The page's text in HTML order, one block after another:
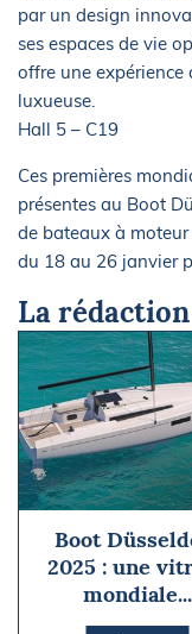
par un design
ses espaces de vie
offre une
luxueuse.
Hall 5 – C19
Ces premières
présentes au Boot
de bateaux à
du 18 au 26 janvier
La
Boot
2025 : une
mondiale...